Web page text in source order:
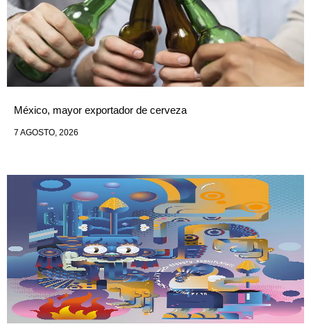
México, mayor exportador de cerveza
7 AGOSTO, 2026